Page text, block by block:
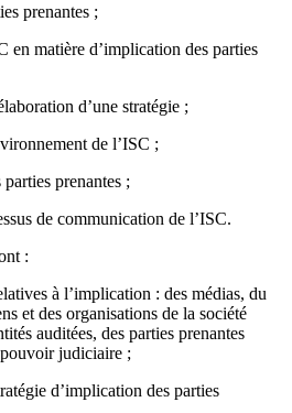
prenantes ;
en matière d’implication des parties
d’une stratégie ;
de l’ISC ;
prenantes ;
de communication de l’ISC.
:
à l’implication : des médias, du
et des organisations de la société
auditées, des parties prenantes
judiciaire ;
d’implication des parties